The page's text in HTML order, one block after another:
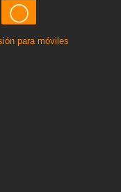
◯
para móviles